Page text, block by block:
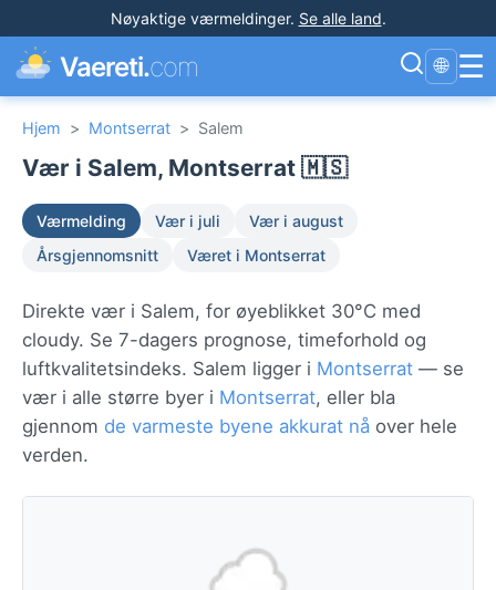
Nøyaktige værmeldinger. Se alle land.
Vaereti.com 🌐 ☰
Hjem > Montserrat > Salem
Vær i Salem, Montserrat 🇲🇸
Værmelding Vær i juli
Vær i august
Årsgjennomsnitt
Været i Montserrat
Direkte vær i Salem, for øyeblikket 30°C med
cloudy. Se 7-dagers prognose, timeforhold og
luftkvalitetsindeks. Salem ligger i Montserrat — se
vær i alle større byer i Montserrat, eller bla
gjennom de varmeste byene akkurat nå over hele
verden.